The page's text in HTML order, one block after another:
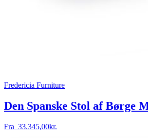
Fredericia Furniture
Den Spanske Stol af Børge
Fra 33.345,00kr.